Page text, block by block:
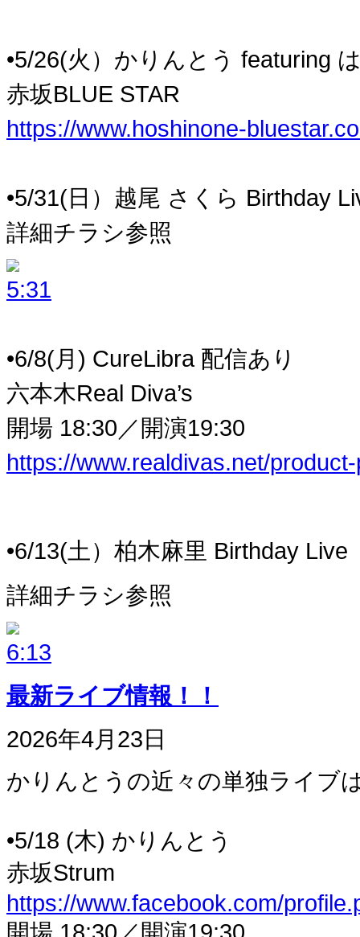
•5/26(火）かりんとう featuring
赤坂BLUE STAR
https://www.hoshinone-
•5/31(日）越尾 さくら Birthday
詳細チラシ参照
•6/8(月) CureLibra 配信あり
六本木Real Diva’s
開場 18:30／開演19:30
https://www.realdivas.net/
•6/13(土）柏木麻里 Birthday Live
詳細チラシ参照
最新ライブ情報！！
2026年4月23日
かりんとうの近々の単独ライブ
•5/18 (木) かりんとう
赤坂Strum
https://www.facebook.com/